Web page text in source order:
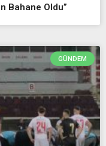
Bahane Oldu”
GÜNDEM